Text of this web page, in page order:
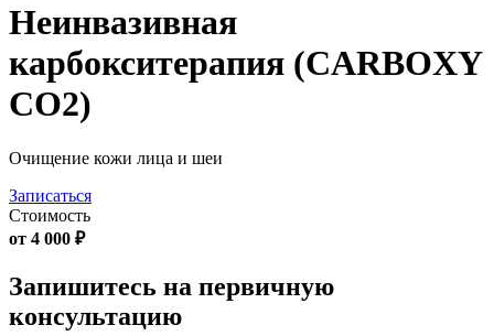
Skip
to
Неинвазивная
карбокситерапия (CARBOXY
CO2)
Очищение кожи лица и шеи
Записаться
Стоимость
от 4 000 ₽
Запишитесь на первичную
консультацию